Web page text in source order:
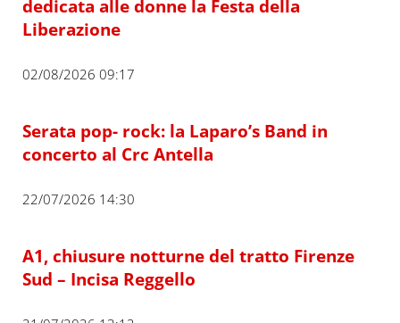
dedicata alle donne la Festa della
Liberazione
02/08/2026 09:17
Serata pop- rock: la Laparo’s Band in
concerto al Crc Antella
22/07/2026 14:30
A1, chiusure notturne del tratto Firenze
Sud – Incisa Reggello